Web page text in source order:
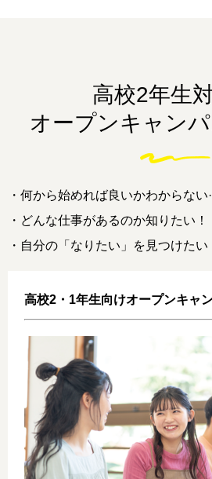
高校2年生
オープンキャンパ
・何から始めれば良いかわからない
・どんな仕事があるのか知りたい！
・自分の「なりたい」を見つけたい
高校2・1年生向けオープンキャ